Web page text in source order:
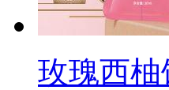
玫瑰西